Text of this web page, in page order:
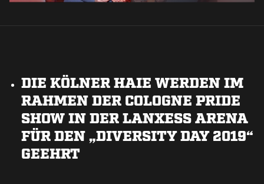
DIE KÖLNER HAIE WERDEN IM
RAHMEN DER COLOGNE PRIDE
SHOW IN DER LANXESS ARENA
FÜR DEN „DIVERSITY DAY 2019“
GEEHRT